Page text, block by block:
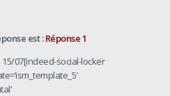
est :Réponse 1
07[indeed-social-locker